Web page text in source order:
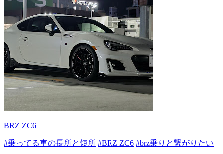
BRZ ZC6
#乗ってる車の長所と短所 #BRZ ZC6 #brz乗りと繋がりたい